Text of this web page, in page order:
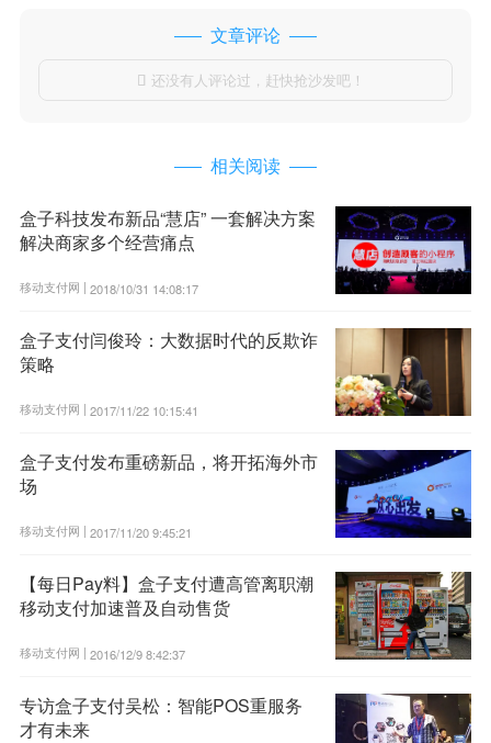
文章评论
 还没有人评论过，赶快抢沙发吧！
相关阅读
盒子科技发布新品“慧店” 一套解决方案
解决商家多个经营痛点
移动支付网 | 2018/10/31 14:08:17
盒子支付闫俊玲：大数据时代的反欺诈
策略
移动支付网 | 2017/11/22 10:15:41
盒子支付发布重磅新品，将开拓海外市
场
移动支付网 | 2017/11/20 9:45:21
【每日Pay料】盒子支付遭高管离职潮
移动支付加速普及自动售货
移动支付网 | 2016/12/9 8:42:37
专访盒子支付吴松：智能POS重服务
才有未来